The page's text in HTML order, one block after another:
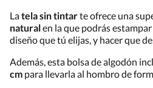
Latela sin tintarte ofrece una
naturalen la que podrás
diseño que tú elijas, y hacer que
Además, esta bolsa de algodón
cm para llevarla al hombro de